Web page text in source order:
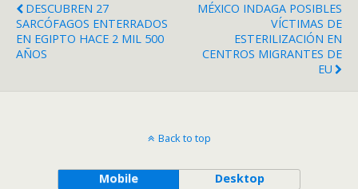
DESCUBREN 27
SARCÓFAGOS ENTERRADOS
EN EGIPTO HACE 2 MIL 500
AÑOS
MÉXICO INDAGA POSIBLES
VÍCTIMAS DE
ESTERILIZACIÓN EN
CENTROS MIGRANTES DE
EU
Back to top
Mobile Desktop